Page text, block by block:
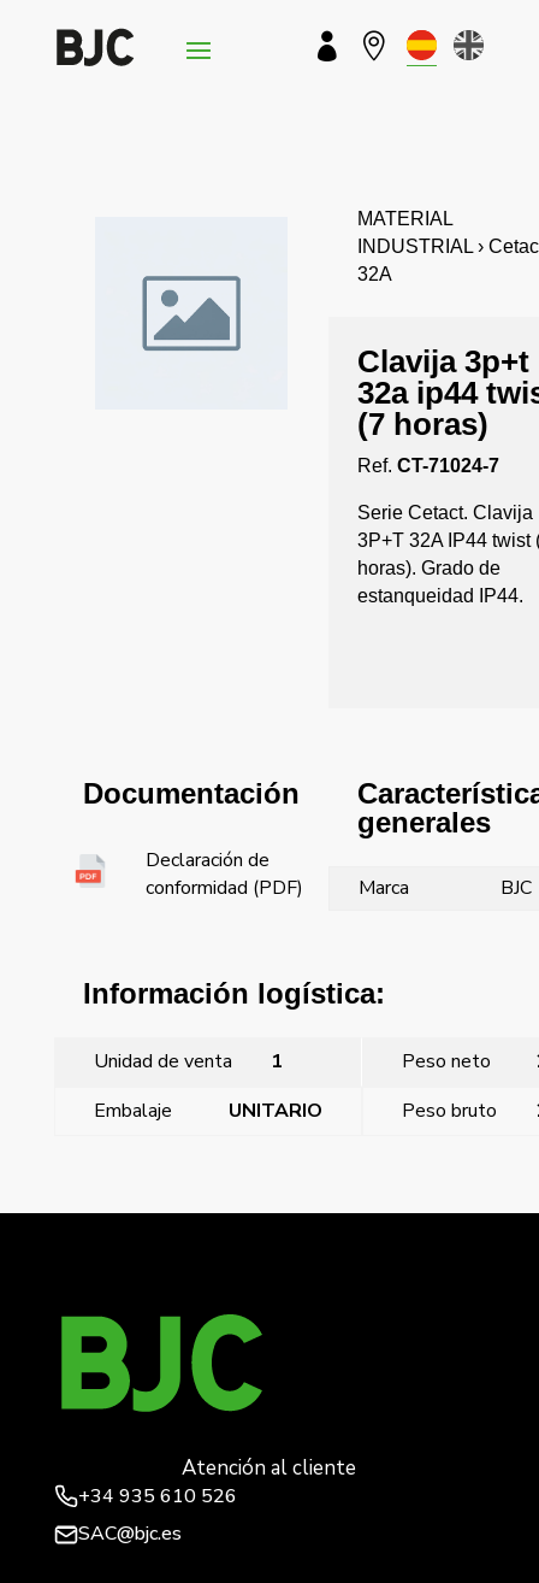
 
MATERIAL
INDUSTRIAL ›
32A
Clavija 3p+t
32a ip44
(7 horas)
Ref. CT-71024-7
Serie Cetact. Clavija
3P+T 32A IP44 twist
horas). Grado de
estanqueidad IP44.
Documentación
Declaración de
conformidad (PDF)
generales
Marca BJC
Información logística:
Unidad de venta 1 Peso neto
Embalaje
UNITARIO Peso bruto
Atención al cliente
+34 935 610 526
SAC@bjc.es